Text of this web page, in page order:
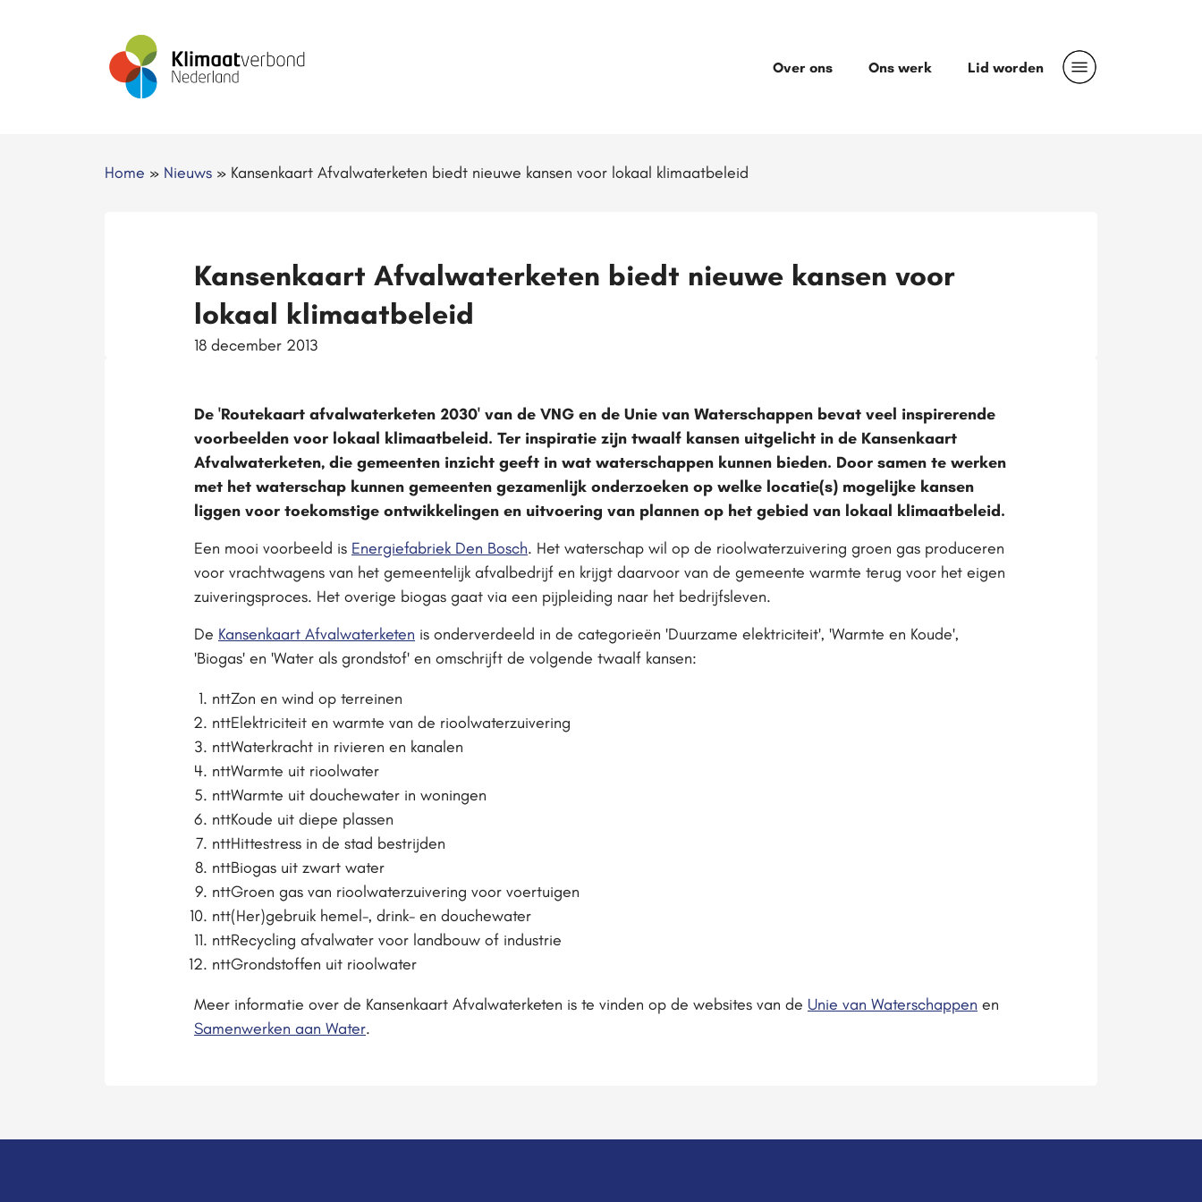
Over ons Ons werk Lid worden
Home » Nieuws » Kansenkaart Afvalwaterketen biedt nieuwe kansen voor lokaal klimaatbeleid
Kansenkaart Afvalwaterketen biedt nieuwe kansen voor
lokaal klimaatbeleid
18 december 2013
De 'Routekaart afvalwaterketen 2030' van de VNG en de Unie van Waterschappen bevat veel inspirerende
voorbeelden voor lokaal klimaatbeleid. Ter inspiratie zijn twaalf kansen uitgelicht in de Kansenkaart
Afvalwaterketen, die gemeenten inzicht geeft in wat waterschappen kunnen bieden. Door samen te werken
met het waterschap kunnen gemeenten gezamenlijk onderzoeken op welke locatie(s) mogelijke kansen
liggen voor toekomstige ontwikkelingen en uitvoering van plannen op het gebied van lokaal klimaatbeleid.
Een mooi voorbeeld is Energiefabriek Den Bosch. Het waterschap wil op de rioolwaterzuivering groen gas produceren
voor vrachtwagens van het gemeentelijk afvalbedrijf en krijgt daarvoor van de gemeente warmte terug voor het eigen
zuiveringsproces. Het overige biogas gaat via een pijpleiding naar het bedrijfsleven.
De Kansenkaart Afvalwaterketen is onderverdeeld in de categorieën 'Duurzame elektriciteit', 'Warmte en Koude',
'Biogas' en 'Water als grondstof' en omschrijft de volgende twaalf kansen:
nttZon en wind op terreinen
nttElektriciteit en warmte van de rioolwaterzuivering
nttWaterkracht in rivieren en kanalen
nttWarmte uit rioolwater
nttWarmte uit douchewater in woningen
nttKoude uit diepe plassen
nttHittestress in de stad bestrijden
nttBiogas uit zwart water
nttGroen gas van rioolwaterzuivering voor voertuigen
ntt(Her)gebruik hemel-, drink- en douchewater
nttRecycling afvalwater voor landbouw of industrie
nttGrondstoffen uit rioolwater
Meer informatie over de Kansenkaart Afvalwaterketen is te vinden op de websites van de Unie van Waterschappen en
Samenwerken aan Water.